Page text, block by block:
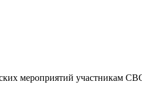
мероприятий участникам